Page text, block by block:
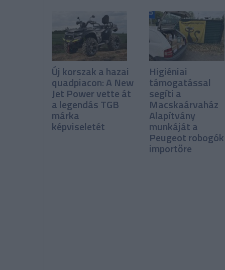
Új korszak a hazai
quadpiacon: A New
Jet Power vette át
a legendás TGB
márka
képviseletét
Higiéniai
támogatással
segíti a
Macskaárvaház
Alapítvány
munkáját a
Peugeot robogók
importőre